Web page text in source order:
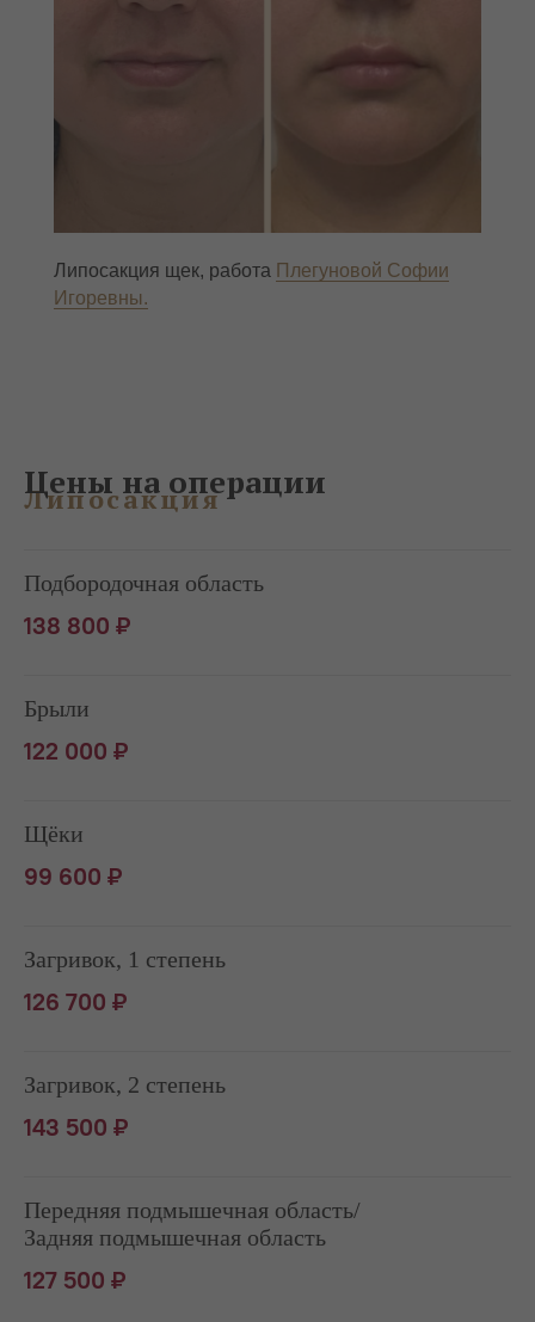
Липосакция щек, работа Плегуновой Софии
Игоревны.
Цены на операции
Липосакция
Подбородочная область
138 800 ₽
Брыли
122 000 ₽
Щёки
99 600 ₽
Загривок, 1 степень
126 700 ₽
Загривок, 2 степень
143 500 ₽
Передняя подмышечная область/
Задняя подмышечная область
127 500 ₽